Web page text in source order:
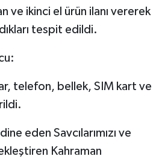
ve ikinci el ürün ilanı vererek
tespit edildi.
telefon, bellek, SIM kart ve
eden Savcılarımızı ve
Kahraman